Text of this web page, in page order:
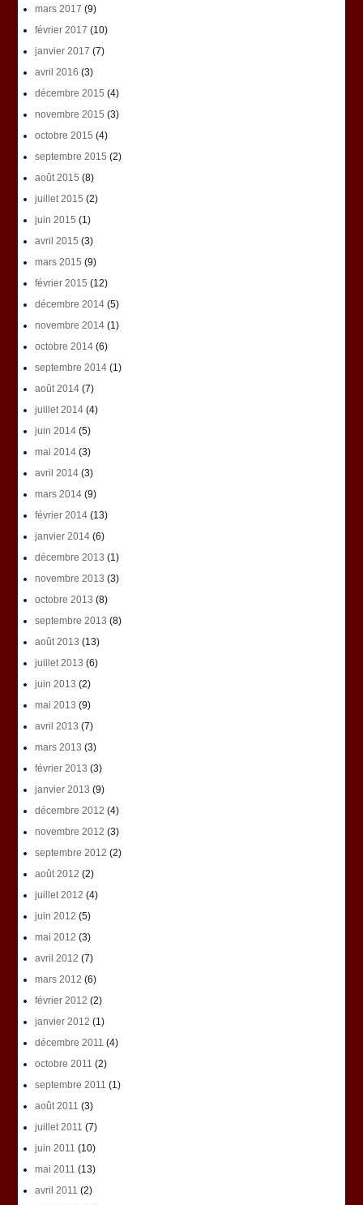
mars 2017 (9)
février 2017 (10)
janvier 2017 (7)
avril 2016 (3)
décembre 2015 (4)
novembre 2015 (3)
octobre 2015 (4)
septembre 2015 (2)
août 2015 (8)
juillet 2015 (2)
juin 2015 (1)
avril 2015 (3)
mars 2015 (9)
février 2015 (12)
décembre 2014(5)
novembre 2014(1)
octobre 2014(6)
septembre 2014(1)
août 2014(7)
juillet 2014(4)
juin 2014(5)
mai 2014(3)
avril 2014(3)
mars 2014(9)
février 2014(13)
janvier 2014(6)
décembre 2013 (1)
novembre 2013 (3)
octobre 2013 (8)
septembre 2013 (8)
août 2013 (13)
juillet 2013 (6)
juin 2013 (2)
mai 2013 (9)
avril 2013 (7)
mars 2013 (3)
février 2013 (3)
janvier 2013 (9)
décembre 2012 (4)
novembre 2012 (3)
septembre 2012 (2)
août 2012 (2)
juillet 2012 (4)
juin 2012 (5)
mai 2012 (3)
avril 2012 (7)
mars 2012 (6)
février 2012 (2)
janvier 2012 (1)
décembre 2011 (4)
octobre 2011 (2)
septembre 2011 (1)
août 2011 (3)
juillet 2011 (7)
juin 2011 (10)
mai 2011 (13)
avril 2011 (2)